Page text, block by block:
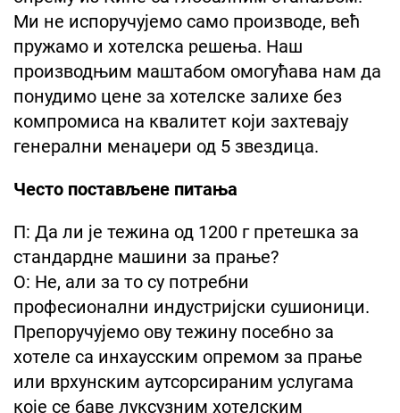
Ми не испоручујемо само производе, већ
пружамо и хотелска решења. Наш
производњим маштабом омогућава нам да
понудимо цене за хотелске залихе без
компромиса на квалитет који захтевају
генерални менаџери од 5 звездица.
Често постављене питања
П: Да ли је тежина од 1200 г претешка за
стандардне машини за прање?
О: Не, али за то су потребни
професионални индустријски сушионици.
Препоручујемо ову тежину посебно за
хотеле са инхаусским опремом за прање
или врхунским аутсорсираним услугама
које се баве луксузним хотелским